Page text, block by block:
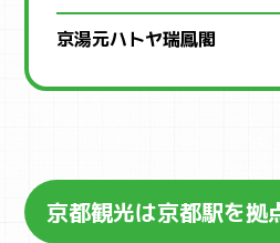
京湯元ハトヤ瑞鳳閣
京都観光は京都駅を拠